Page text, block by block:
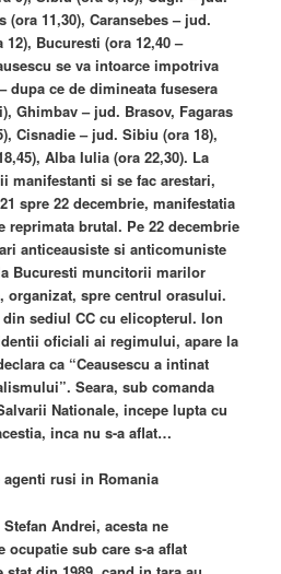
(ora 11,30), Caransebes – jud.
Bucuresti (ora 12,40 –
se va intoarce impotriva
dupa ce de dimineata fusesera
Ghimbav – jud. Brasov, Fagaras
Cisnadie – jud. Sibiu (ora 18),
Alba Iulia (ora 22,30). La
manifestanti si se fac arestari,
spre 22 decembrie, manifestatia
reprimata brutal. Pe 22 decembrie
anticeausiste si anticomuniste
Bucuresti muncitorii marilor
organizat, spre centrul orasului.
sediul CC cu elicopterul. Ion
oficiali ai regimului, apare la
ca “Ceausescu a intinat
Seara, sub comanda
Nationale, incepe lupta cu
inca nu s-a aflat…
agenti rusi in Romania
Andrei, acesta ne
ocupatie sub care s-a aflat